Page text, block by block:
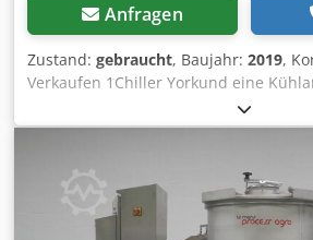
Anfragen
Zustand: gebraucht, Baujahr: 2019,
Verkaufen 1Chiller Yorkund eine